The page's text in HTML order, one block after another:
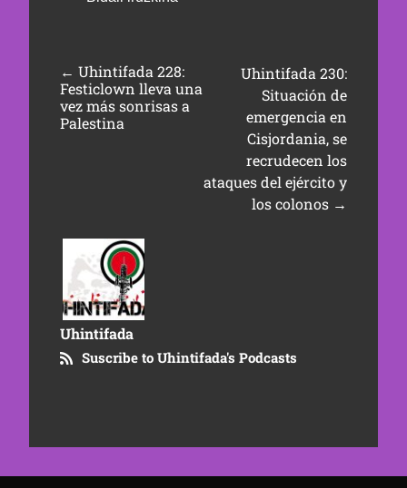
← Uhintifada 228:
Festiclown lleva una
vez más sonrisas a
Palestina
Uhintifada 230:
Situación de
emergencia en
Cisjordania, se
recrudecen los
ataques del ejército y
los colonos →
Uhintifada
Suscribe to Uhintifada's Podcasts